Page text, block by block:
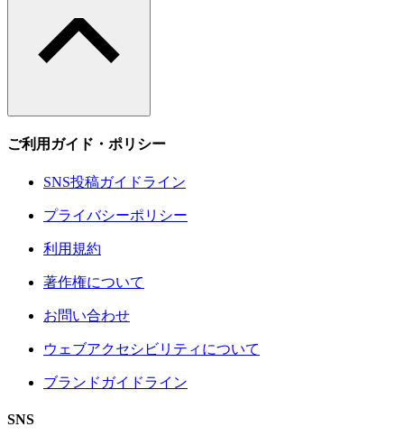
ご利用ガイド・ポリシー
SNS投稿ガイドライン
プライバシーポリシー
利用規約
著作権について
お問い合わせ
ウェブアクセシビリティについて
ブランドガイドライン
SNS